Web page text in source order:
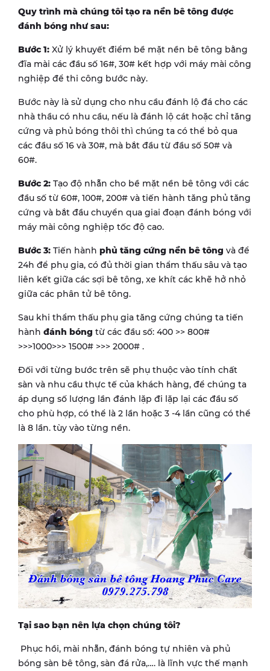
Quy trình mà chúng tôi tạo ra nền bê tông được
đánh bóng như sau:
Bước 1: Xử lý khuyết điểm bề mặt nền bê tông bằng
đĩa mài các đầu số 16#, 30# kết hợp với máy mài công
nghiệp để thi công bước này.
Bước này là sử dụng cho nhu cầu đánh lộ đá cho các
nhà thầu có nhu cầu, nếu là đánh lộ cát hoặc chỉ tăng
cứng và phủ bóng thôi thì chúng ta có thể bỏ qua
các đầu số 16 và 30#, mà bắt đầu từ đầu số 50# và
60#.
Bước 2: Tạo độ nhẵn cho bề mặt nền bê tông với các
đầu số từ 60#, 100#, 200# và tiến hành tăng phủ tăng
cứng và bắt đầu chuyển qua giai đoạn đánh bóng với
máy mài công nghiệp tốc độ cao.
Bước 3: Tiến hành phủ tăng cứng nền bê tông và để
24h để phụ gia, có đủ thời gian thẩm thấu sâu và tạo
liên kết giữa các sợi bê tông, xe khít các khẽ hở nhỏ
giữa các phân tử bê tông.
Sau khi thẩm thấu phụ gia tăng cứng chúng ta tiến
hành đánh bóng từ các đầu số: 400 >> 800#
>>>1000>>> 1500# >>> 2000# .
Đối với từng bước trên sẽ phụ thuộc vào tính chất
sàn và nhu cầu thực tế của khách hàng, để chúng ta
áp dụng số lượng lần đánh lặp đi lặp lại các đầu số
cho phù hợp, có thể là 2 lần hoặc 3 -4 lần cũng có thể
là 8 lần. tùy vào từng nền.
Tại sao bạn nên lựa chọn chúng tôi?
Phục hồi, mài nhẵn, đánh bóng tự nhiên và phủ
bóng sàn bê tông, sàn đá rửa,…. là lĩnh vực thế mạnh